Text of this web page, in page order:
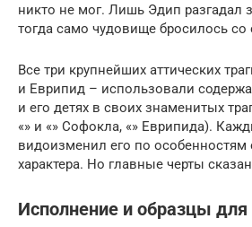
никто не мог. Лишь Эдип разгадал
тогда само чудовище бросилось со
Все три крупнейших аттических
и Еврипид – использовали
и его детях в своих знаменитых
«» и «» Софокла, «» Еврипида).
видоизменил его по особенностям
характера. Но главные черты
Исполнение и образцы